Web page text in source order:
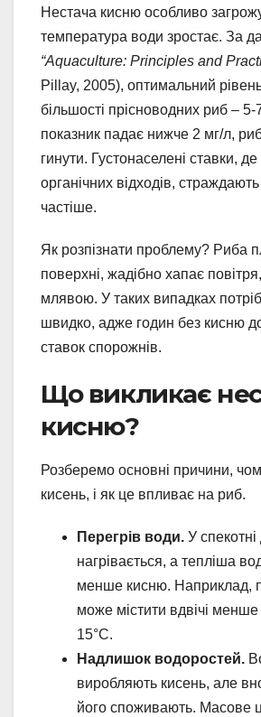
Нестача кисню особливо
температура води зростає. За
“Aquaculture: Principles and
Pillay, 2005), оптимальний
більшості прісноводних риб –
показник падає нижче 2 мг/л,
гинути. Густонаселені ставки,
органічних відходів,
частіше.
Як розпізнати проблему? Риба
поверхні, жадібно хапає
млявою. У таких випадках
швидко, адже годин без кисню
ставок спорожнів.
Що викликає
кисню?
Розберемо основні причини,
кисень, і як це впливає на риб.
Перегрів води. У
нагрівається, а тепліша
менше кисню. Наприклад,
може містити вдвічі
15°C.
Надлишок водоростей.
виробляють кисень, але
його споживають. Масове